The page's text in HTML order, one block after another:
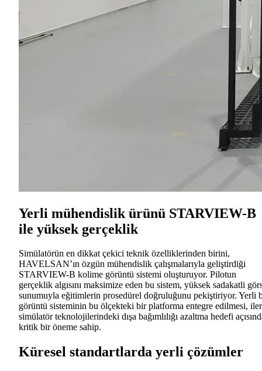
Yerli mühendislik ürünü STARVIEW-B
ile yüksek gerçeklik
Simülatörün en dikkat çekici teknik özelliklerinden birini,
HAVELSAN’ın özgün mühendislik çalışmalarıyla geliştirdiği
STARVIEW-B kolime görüntü sistemi oluşturuyor. Pilotun
gerçeklik algısını maksimize eden bu sistem, yüksek sadakatli
sunumuyla eğitimlerin prosedürel doğruluğunu pekiştiriyor. Yerli
görüntü sisteminin bu ölçekteki bir platforma entegre edilmesi,
simülatör teknolojilerindeki dışa bağımlılığı azaltma hedefi
kritik bir öneme sahip.
Küresel standartlarda yerli çözümler